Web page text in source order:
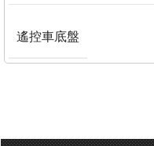
遙控車底盤